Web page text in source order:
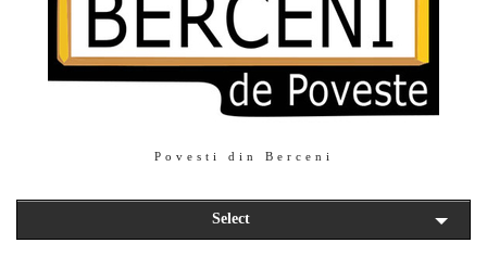
Povesti din Berceni
Select